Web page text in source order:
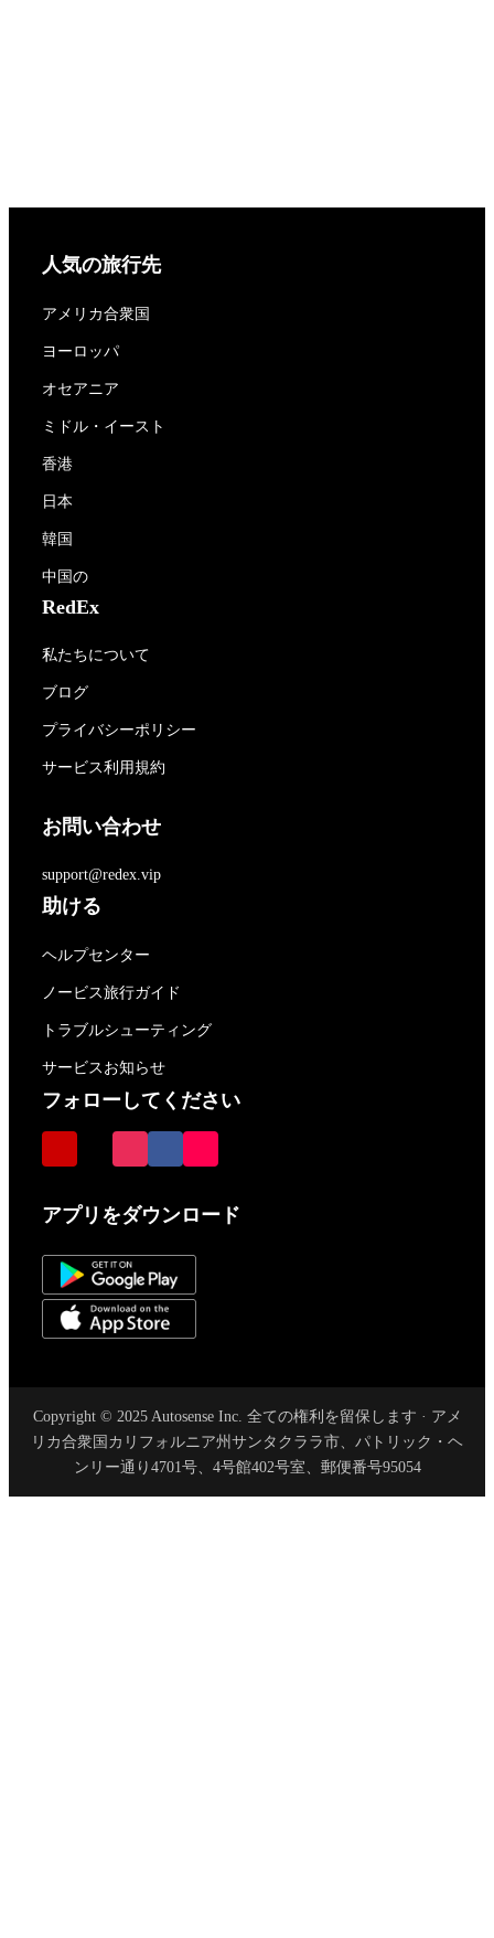
人気の旅行先
アメリカ合衆国
ヨーロッパ
オセアニア
ミドル・イースト
香港
日本
韓国
中国の
RedEx
私たちについて
ブログ
プライバシーポリシー
サービス利用規約
お問い合わせ
support@redex.vip
助ける
ヘルプセンター
ノービス旅行ガイド
トラブルシューティング
サービスお知らせ
フォローしてください
アプリをダウンロード
Copyright © 2025 Autosense Inc. 全ての権利を留保します · アメ
リカ合衆国カリフォルニア州サンタクララ市、パトリック・ヘ
ンリー通り4701号、4号館402号室、郵便番号95054